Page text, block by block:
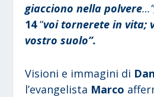
giacciono nella polvere
14“voi tornerete in vita;
vostro suolo”.
Visioni e immagini di
l’evangelista Marco